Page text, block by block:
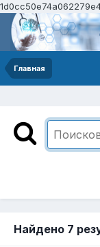
Главная
Найдено 7